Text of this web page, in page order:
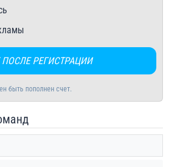
ПОСЛЕ РЕГИСТРАЦИИ
быть пополнен счет.